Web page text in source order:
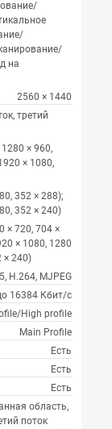
на
2560 × 1440
третий
× 960,
× 1080,
352 × 288);
352 × 240)
× 720, 704 ×
× 1080, 1280
× 240)
H.264, MJPEG
16384 Кбит/с
High profile
Main Profile
Есть
Есть
Есть
область,
поток